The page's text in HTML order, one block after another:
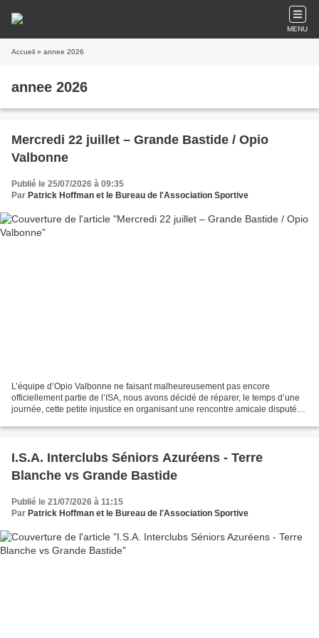
MENU
Accueil » annee 2026
annee 2026
Mercredi 22 juillet – Grande Bastide / Opio
Valbonne
Publié le 25/07/2026 à 09:35
Par Patrick Hoffman et le Bureau de l'Association Sportive
L’équipe d’Opio Valbonne ne faisant malheureusement pas encore
officiellement partie de l’ISA, nous avons décidé de réparer, le temps d’une
journée, cette petite injustice en organisant une rencontre amicale disputée
I.S.A. Interclubs Séniors Azuréens - Terre
Blanche vs Grande Bastide
Publié le 21/07/2026 à 11:15
Par Patrick Hoffman et le Bureau de l'Association Sportive